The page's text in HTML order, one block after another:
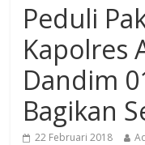
Peduli
Kapolres
Dandim
Bagikan
22 Februari 2018